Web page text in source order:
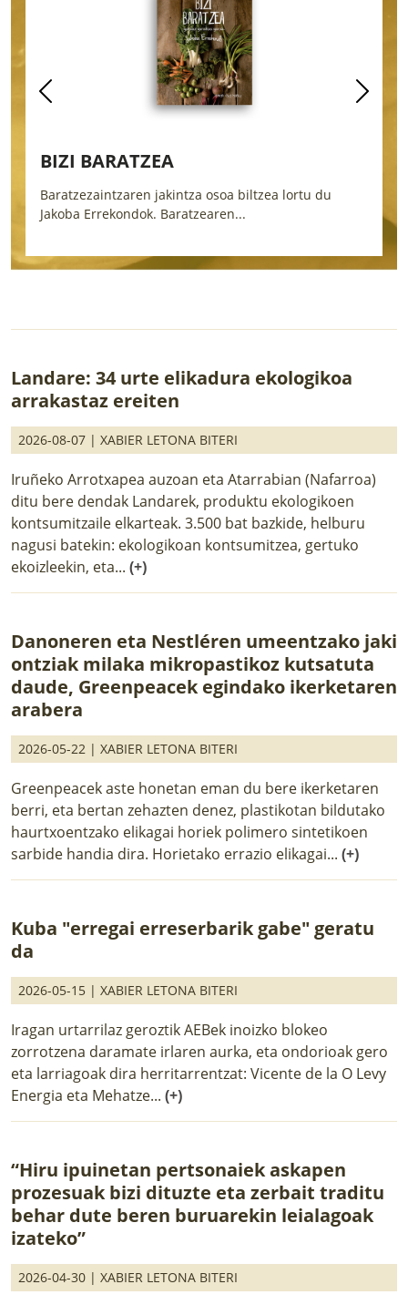
BIZI BARATZEA
Baratzezaintzaren jakintza osoa biltzea lortu du
Jakoba Errekondok. Baratzearen...
Landare: 34 urte elikadura ekologikoa
arrakastaz ereiten
2026-08-07 | XABIER LETONA BITERI
Iruñeko Arrotxapea auzoan eta Atarrabian (Nafarroa)
ditu bere dendak Landarek, produktu ekologikoen
kontsumitzaile elkarteak. 3.500 bat bazkide, helburu
nagusi batekin: ekologikoan kontsumitzea, gertuko
ekoizleekin, eta... (+)
Danoneren eta Nestléren umeentzako jaki
ontziak milaka mikropastikoz kutsatuta
daude, Greenpeacek egindako ikerketaren
arabera
2026-05-22 | XABIER LETONA BITERI
Greenpeacek aste honetan eman du bere ikerketaren
berri, eta bertan zehazten denez, plastikotan bildutako
haurtxoentzako elikagai horiek polimero sintetikoen
sarbide handia dira. Horietako errazio elikagai... (+)
Kuba "erregai erreserbarik gabe" geratu
da
2026-05-15 | XABIER LETONA BITERI
Iragan urtarrilaz geroztik AEBek inoizko blokeo
zorrotzena daramate irlaren aurka, eta ondorioak gero
eta larriagoak dira herritarrentzat: Vicente de la O Levy
Energia eta Mehatze... (+)
“Hiru ipuinetan pertsonaiek askapen
prozesuak bizi dituzte eta zerbait traditu
behar dute beren buruarekin leialagoak
izateko”
2026-04-30 | XABIER LETONA BITERI